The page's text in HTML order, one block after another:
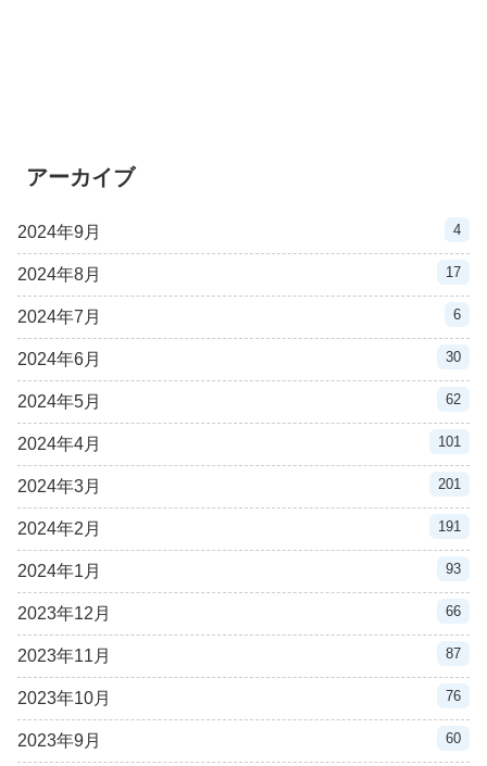
アーカイブ
2024年9月 4
2024年8月 17
2024年7月 6
2024年6月 30
2024年5月 62
2024年4月 101
2024年3月 201
2024年2月 191
2024年1月 93
2023年12月 66
2023年11月 87
2023年10月 76
2023年9月 60